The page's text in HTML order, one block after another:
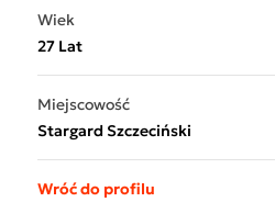
Wiek
27 Lat
Miejscowość
Stargard Szczeciński
Wróć do profilu